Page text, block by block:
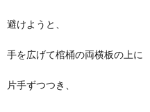
避けようと、
手を広げて棺桶の両横板の上に
片手ずつつき、